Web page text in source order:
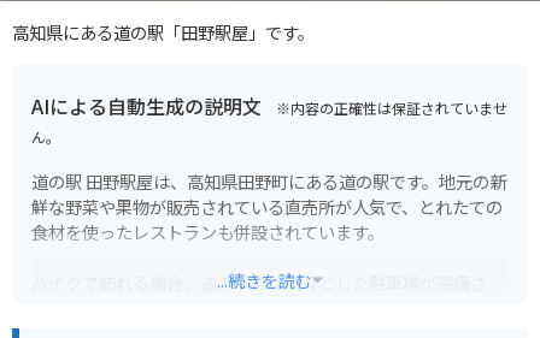
高知県にある道の駅「田野駅屋」です。
AIによる自動生成の説明文 ※内容の正確性は保証されていませ
ん。
道の駅 田野駅屋は、高知県田野町にある道の駅です。地元の新
鮮な野菜や果物が販売されている直売所が人気で、とれたての
食材を使ったレストランも併設されています。
バイクで訪れる場合、道の駅には広々とした駐車場が完備され
...続きを読む